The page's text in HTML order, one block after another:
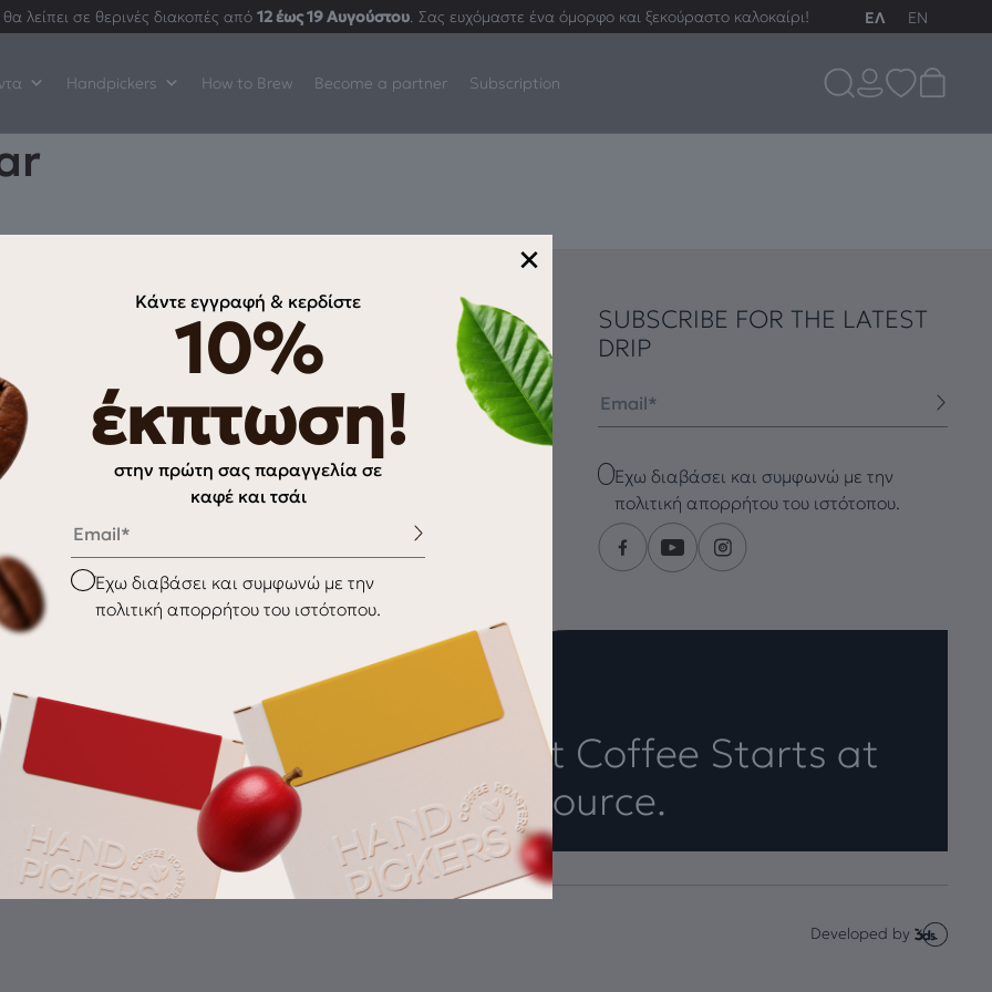
λείπει σε θερινές διακοπές από 12 έως 19 Αυγούστου. Σας ευχόμαστε ένα όμορφο και ξεκούραστο καλοκαίρι! ΕΛ EN
Handpickers How to Brew Become a partner Subscription
×
Κάντε εγγραφή & κερδίστε
10%
έκπτωση!
στην πρώτη σας παραγγελία σε
καφέ και τσάι
Email
Checkbox
Έχω διαβάσει και συμφωνώ με την
πολιτική απορρήτου του ιστότοπου.
ΠΛΗΡΟΦΟΡΊΕΣ
Ο λογαριασμός μου
Αγαπημένα
Oλοκλήρωση αγοράς
Τρόποι Πληρωμής
Επιστροφές
SUBSCRIBE FOR THE LATEST
DRIP
Checkbox
Έχω διαβάσει και συμφωνώ με την
πολιτική απορρήτου του ιστότοπου.
Great Coffee Starts at
the Source.
Developed by